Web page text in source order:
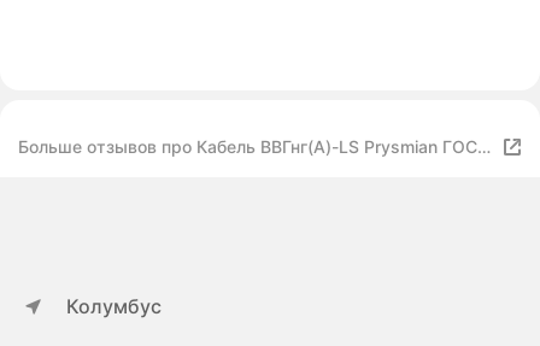
Больше отзывов про Кабель ВВГнг(А)-LS Prysmian ГОСТ,
Колумбус